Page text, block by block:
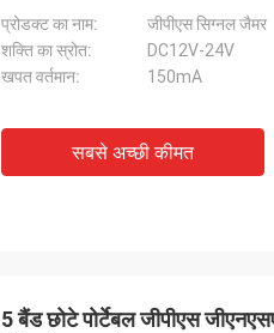
प्रोडक्ट का नाम:
जीपीएस सिग्नल जैमर
शक्ति का स्रोत:
DC12V-24V
खपत वर्तमान:
150mA
सबसे अच्छी कीमत
5 बैंड छोटे पोर्टेबल जीपीएस